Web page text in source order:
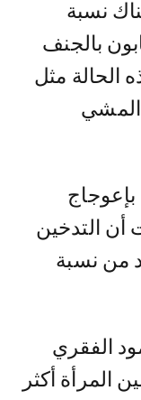
نسبة
بالجنف
الحالة مثل
المشي
بإعوجاج
أن التدخين
من نسبة
الفقري
المرأة أكثر